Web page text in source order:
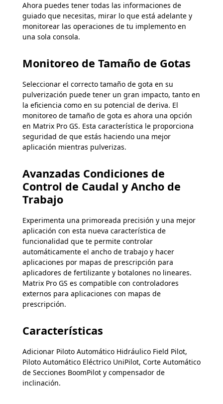
Ahora puedes tener todas las informaciones de
guiado que necesitas, mirar lo que está adelante y
monitorear las operaciones de tu implemento en
una sola consola.
Monitoreo de Tamaño de Gotas
Seleccionar el correcto tamaño de gota en su
pulverización puede tener un gran impacto, tanto en
la eficiencia como en su potencial de deriva. El
monitoreo de tamaño de gota es ahora una opción
en Matrix Pro GS. Esta característica le proporciona
seguridad de que estás haciendo una mejor
aplicación mientras pulverizas.
Avanzadas Condiciones de
Control de Caudal y Ancho de
Trabajo
Experimenta una primoreada precisión y una mejor
aplicación con esta nueva característica de
funcionalidad que te permite controlar
automáticamente el ancho de trabajo y hacer
aplicaciones por mapas de prescripción para
aplicadores de fertilizante y botalones no lineares.
Matrix Pro GS es compatible con controladores
externos para aplicaciones con mapas de
prescripción.
Características
Adicionar Piloto Automático Hidráulico Field Pilot,
Piloto Automático Eléctrico UniPilot, Corte Automático
de Secciones BoomPilot y compensador de
inclinación.